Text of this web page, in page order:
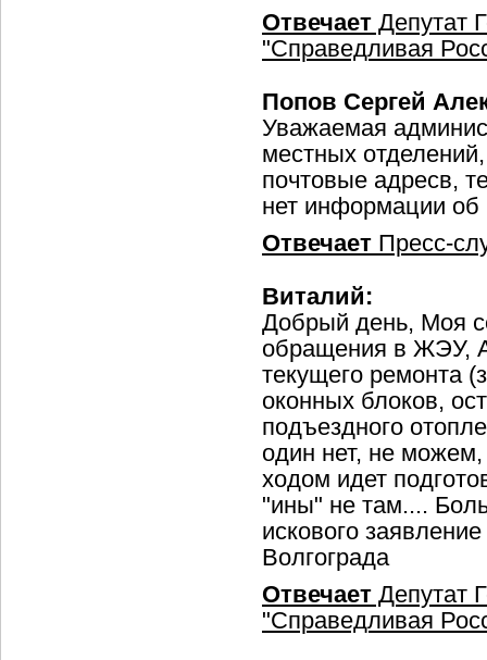
Отвечает Депутат
"Справедливая
Попов Сергей
Уважаемая
местных
почтовые адресв,
нет информации об
Отвечает Пресс-
Виталий:
Добрый день, Моя
обращения в ЖЭУ,
текущего ремонта
оконных блоков,
подъездного
один нет, не
ходом идет
"ины" не там....
искового
Волгограда
Отвечает Депутат
"Справедливая